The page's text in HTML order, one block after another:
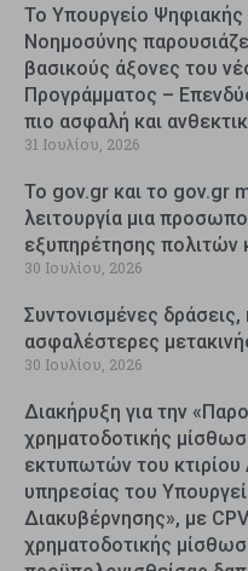
Το Υπουργείο Ψηφιακής
Νοημοσύνης
βασικούς άξονες του
Προγράμματος –
πιο ασφαλή και
31 Ιουλίου, 2026
Το gov.gr και το gov.gr
λειτουργία μια
εξυπηρέτησης πολιτών
30 Ιουλίου, 2026
Συντονισμένες
ασφαλέστερες
30 Ιουλίου, 2026
Διακήρυξη για την
χρηματοδοτικής
εκτυπωτών του κτιρίου
υπηρεσίας του
Διακυβέρνησης», με
χρηματοδοτικής